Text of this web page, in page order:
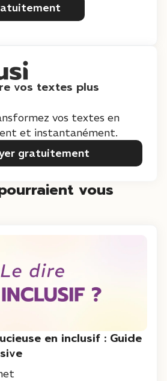
vos textes plus
vos textes en
et instantanément.
gratuitement
vous
en inclusif : Guide